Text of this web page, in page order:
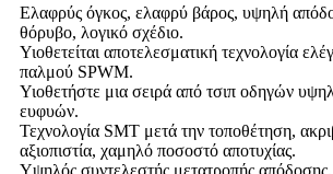
Ελαφρύς όγκος, ελαφρύ βάρος, υψηλή
θόρυβο, λογικό σχέδιο.
Υιοθετείται αποτελεσματική τεχνολογία
παλμού SPWM.
Υιοθετήστε μια σειρά από τσιπ οδηγών
ευφυών.
Τεχνολογία SMT μετά την τοποθέτηση,
αξιοπιστία, χαμηλό ποσοστό αποτυχίας.
Υψηλός συντελεστής μετατροπής